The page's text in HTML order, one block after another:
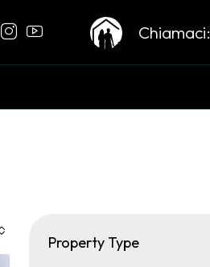
Chiamaci:
Property Type